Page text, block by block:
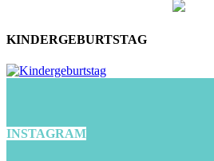
KINDERGEBURTSTAG
INSTAGRAM